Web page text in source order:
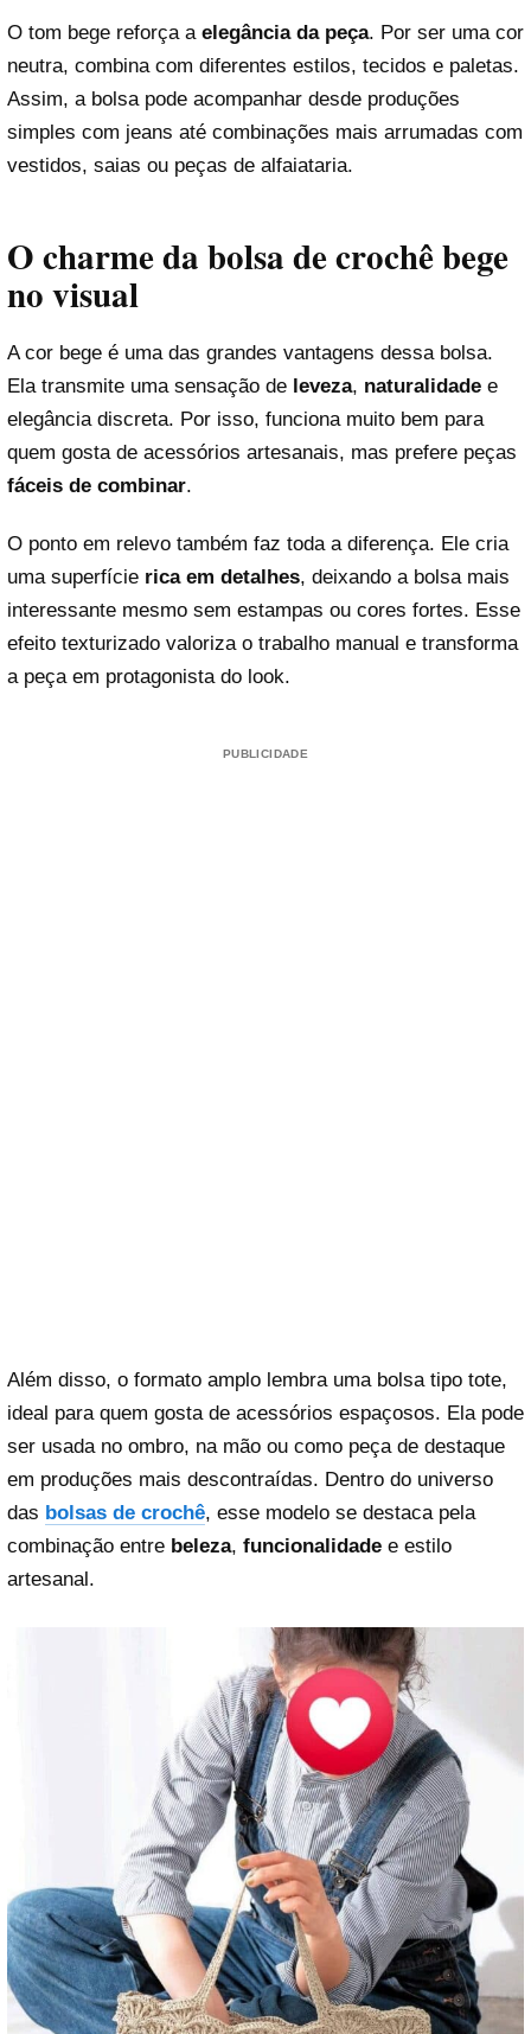
O tom bege reforça a elegância da peça. Por ser uma cor
neutra, combina com diferentes estilos, tecidos e paletas.
Assim, a bolsa pode acompanhar desde produções
simples com jeans até combinações mais arrumadas com
vestidos, saias ou peças de alfaiataria.
O charme da bolsa de crochê bege
no visual
A cor bege é uma das grandes vantagens dessa bolsa.
Ela transmite uma sensação de leveza, naturalidade e
elegância discreta. Por isso, funciona muito bem para
quem gosta de acessórios artesanais, mas prefere peças
fáceis de combinar.
O ponto em relevo também faz toda a diferença. Ele cria
uma superfície rica em detalhes, deixando a bolsa mais
interessante mesmo sem estampas ou cores fortes. Esse
efeito texturizado valoriza o trabalho manual e transforma
a peça em protagonista do look.
PUBLICIDADE
Além disso, o formato amplo lembra uma bolsa tipo tote,
ideal para quem gosta de acessórios espaçosos. Ela pode
ser usada no ombro, na mão ou como peça de destaque
em produções mais descontraídas. Dentro do universo
das bolsas de crochê, esse modelo se destaca pela
combinação entre beleza, funcionalidade e estilo
artesanal.